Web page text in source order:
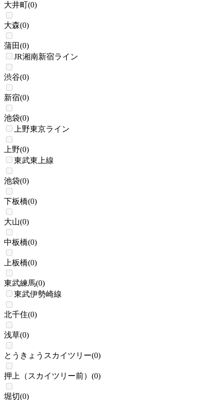
大井町(0)
大森(0)
蒲田(0)
JR湘南新宿ライン
渋谷(0)
新宿(0)
池袋(0)
上野東京ライン
上野(0)
東武東上線
池袋(0)
下板橋(0)
大山(0)
中板橋(0)
上板橋(0)
東武練馬(0)
東武伊勢崎線
北千住(0)
浅草(0)
とうきょうスカイツリー(0)
押上（スカイツリー前） (0)
堀切(0)